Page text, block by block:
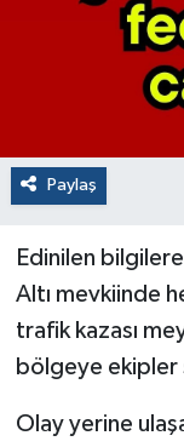
Paylaş
Edinilen
Altı mevkiinde
trafik kazası
bölgeye ekipler
Olay yerine